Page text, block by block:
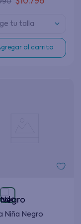
$10.796
tu talla
al carrito
Niña Negro